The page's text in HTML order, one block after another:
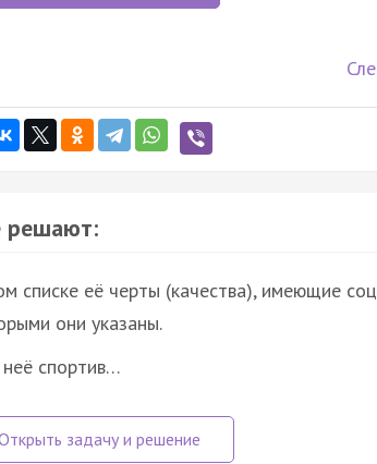
решают:
списке её черты (качества), имеющие
они указаны.
спортив…